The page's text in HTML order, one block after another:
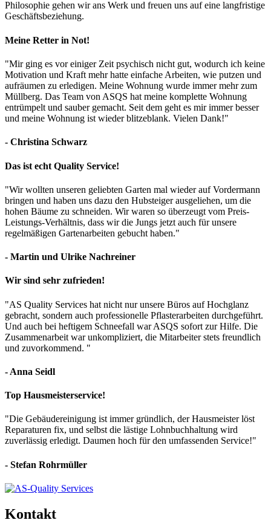
Philosophie gehen wir ans Werk und freuen uns auf eine langfristige
Geschäftsbeziehung.
Meine Retter in Not!
"Mir ging es vor einiger Zeit psychisch nicht gut, wodurch ich keine
Motivation und Kraft mehr hatte einfache Arbeiten, wie putzen und
aufräumen zu erledigen. Meine Wohnung wurde immer mehr zum
Müllberg. Das Team von ASQS hat meine komplette Wohnung
entrümpelt und sauber gemacht. Seit dem geht es mir immer besser
und meine Wohnung ist wieder blitzeblank. Vielen Dank!"
- Christina Schwarz
Das ist echt Quality Service!
"Wir wollten unseren geliebten Garten mal wieder auf Vordermann
bringen und haben uns dazu den Hubsteiger ausgeliehen, um die
hohen Bäume zu schneiden. Wir waren so überzeugt vom Preis-
Leistungs-Verhältnis, dass wir die Jungs jetzt auch für unsere
regelmäßigen Gartenarbeiten gebucht haben."
- Martin und Ulrike Nachreiner
Wir sind sehr zufrieden!
"AS Quality Services hat nicht nur unsere Büros auf Hochglanz
gebracht, sondern auch professionelle Pflasterarbeiten durchgeführt.
Und auch bei heftigem Schneefall war ASQS sofort zur Hilfe. Die
Zusammenarbeit war unkompliziert, die Mitarbeiter stets freundlich
und zuvorkommend. "
- Anna Seidl
Top Hausmeisterservice!
"Die Gebäudereinigung ist immer gründlich, der Hausmeister löst
Reparaturen fix, und selbst die lästige Lohnbuchhaltung wird
zuverlässig erledigt. Daumen hoch für den umfassenden Service!"
- Stefan Rohrmüller
Kontakt